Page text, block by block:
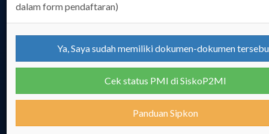
0
today's entry
773
this month's entry
5247
dalam form pendaftaran)
Ya, Saya sudah memiliki dokumen-dokumen
Cek status PMI di SiskoP2MI
Panduan Sipkon